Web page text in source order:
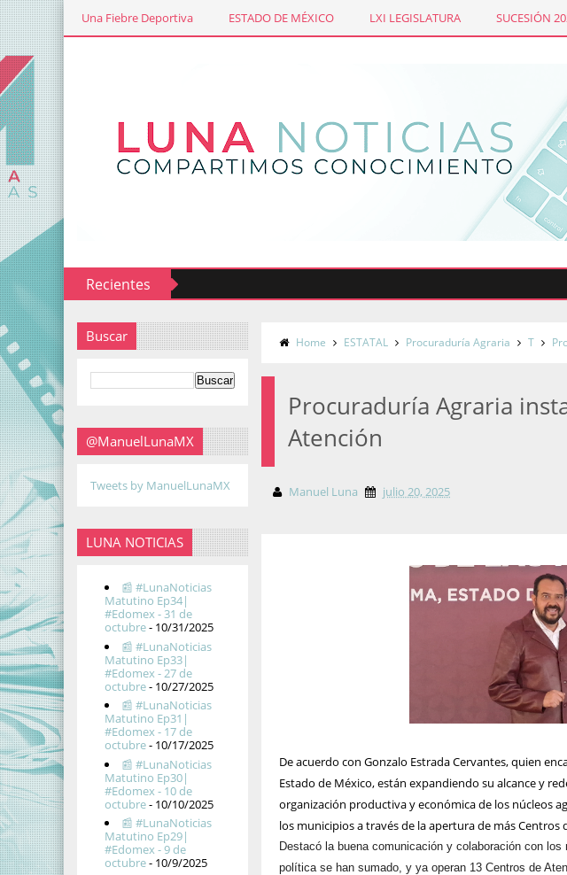
Una Fiebre Deportiva ESTADO DE MÉXICO LXI LEGISLATURA SUCESIÓN
Recientes
Buscar
@ManuelLunaMX
Tweets by ManuelLunaMX
LUNA NOTICIAS
📰 #LunaNoticias
Matutino Ep34|
#Edomex - 31 de
octubre- 10/31/2025
📰 #LunaNoticias
Matutino Ep33|
#Edomex - 27 de
octubre- 10/27/2025
📰 #LunaNoticias
Matutino Ep31|
#Edomex - 17 de
octubre- 10/17/2025
📰 #LunaNoticias
Matutino Ep30|
#Edomex - 10 de
octubre- 10/10/2025
📰 #LunaNoticias
Matutino Ep29|
#Edomex - 9 de
octubre- 10/9/2025
Home ESTATAL Procuraduría Agraria T
Procuraduría Agraria
Atención
Manuel Luna julio 20, 2025
De acuerdo con Gonzalo Estrada Cervantes, quien
Estado de México, están expandiendo su alcance y
organización productiva y económica de los núcleos
los municipios a través de la apertura de más Centros
Destacó la buena comunicación y colaboración con
política se han sumado, y ya operan 13 Centros de